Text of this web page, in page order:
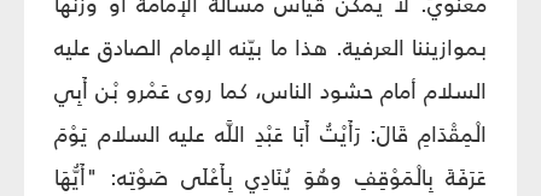
بموازيننا العرفية. هذا ما بيّنه الإمام الصادق عليه
السلام أمام حشود الناس، كما روى عَمْرو بْن أَبِي
الْمِقْدَامِ قَالَ: رَأَيْتُ أَبَا عَبْدِ اللَّه عليه السلام يَوْمَ
عَرَفَةَ بِالْمَوْقِفِ وهُوَ يُنَادِي بِأَعْلَى صَوْتِه: "أَيُّهَا